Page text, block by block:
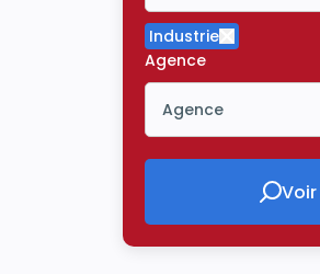
Industrie
Supprimer
Agence
Agence
Icône ouvrir la liste